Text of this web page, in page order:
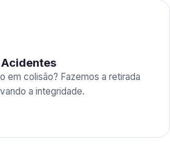
em colisão? Fazemos a retirada
a integridade.